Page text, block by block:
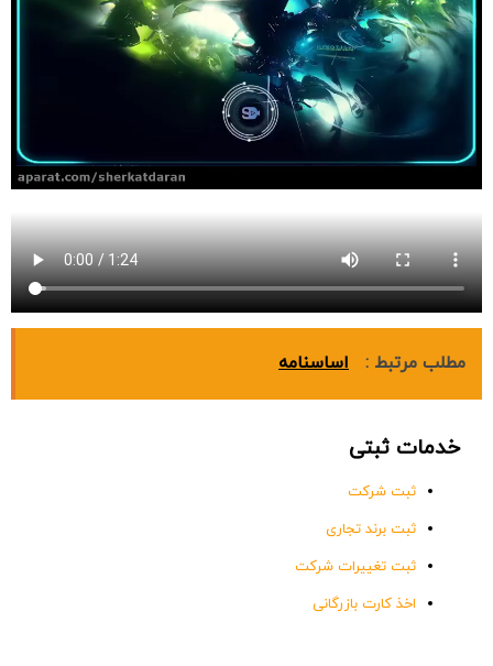
مطلب مرتبط : اساسنامه
خدمات ثبتی
ثبت شرکت
ثبت برند تجاری
ثبت تغییرات شرکت
اخذ کارت بازرگانی